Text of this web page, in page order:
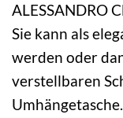
ALESSANDRO
Sie kann als
werden oder
verstellbaren